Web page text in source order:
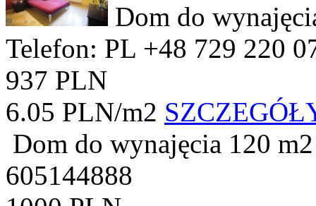
Dom do
Telefon: PL +48 729 220
937 PLN
6.05 PLN/m2
Dom do wynajęcia 120 m2
605144888